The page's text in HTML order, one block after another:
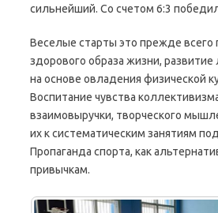
сильнейший. Со счетом 6:3
Веселые старты это прежде всего
здорового образа жизни, развитие
на основе овладения физической
Воспитание чувства
взаимовыручки, творческого
их к систематическим занятиям
Пропаганда спорта, как
привычкам.